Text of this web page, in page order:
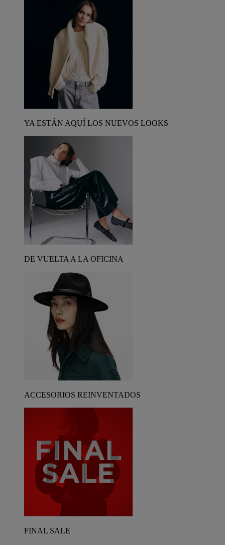
YA ESTÁN AQUÍ LOS NUEVOS LOOKS
DE VUELTA A LA OFICINA
ACCESORIOS REINVENTADOS
FINAL SALE